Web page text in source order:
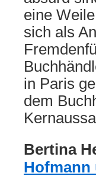
eine
sich als
in Paris
dem
Bertina
Hofmann